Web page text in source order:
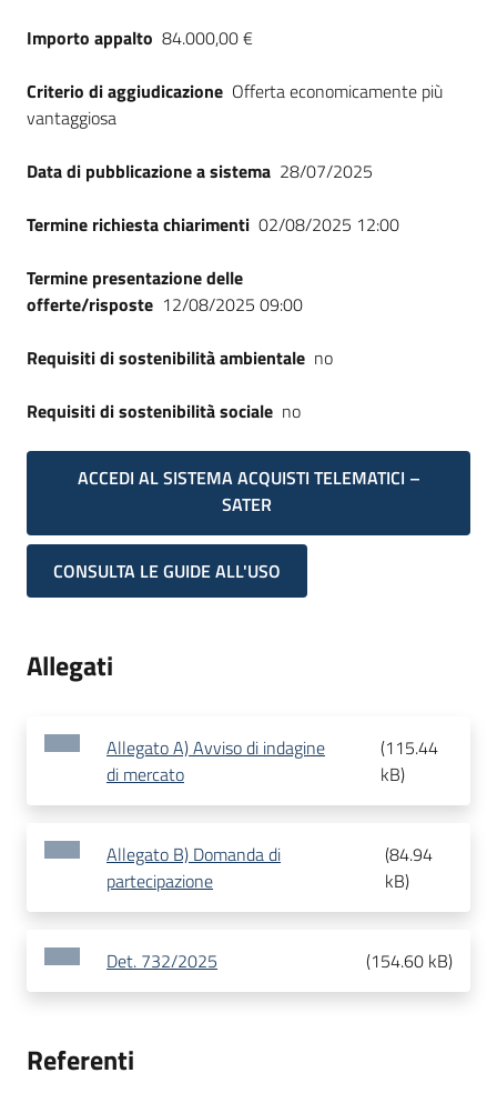
Importo appalto 84.000,00 €
Criterio di aggiudicazione Offerta economicamente più
vantaggiosa
Data di pubblicazione a sistema 28/07/2025
Termine richiesta chiarimenti 02/08/2025 12:00
Termine presentazione delle
offerte/risposte 12/08/2025 09:00
Requisiti di sostenibilità ambientale no
Requisiti di sostenibilità sociale no
ACCEDI AL SISTEMA ACQUISTI TELEMATICI –
SATER
CONSULTA LE GUIDE ALL'USO
Allegati
Allegato A) Avviso di indagine
di mercato
(115.44
kB)
Allegato B) Domanda di
partecipazione
(84.94
kB)
Det. 732/2025 (154.60 kB)
Referenti